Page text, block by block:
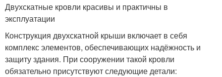
Двухскатные кровли красивы и практичны в
эксплуатации
Конструкция двухскатной крыши включает в себя
комплекс элементов, обеспечивающих надёжность и
защиту здания. При сооружении такой кровли
обязательно присутствуют следующие детали: